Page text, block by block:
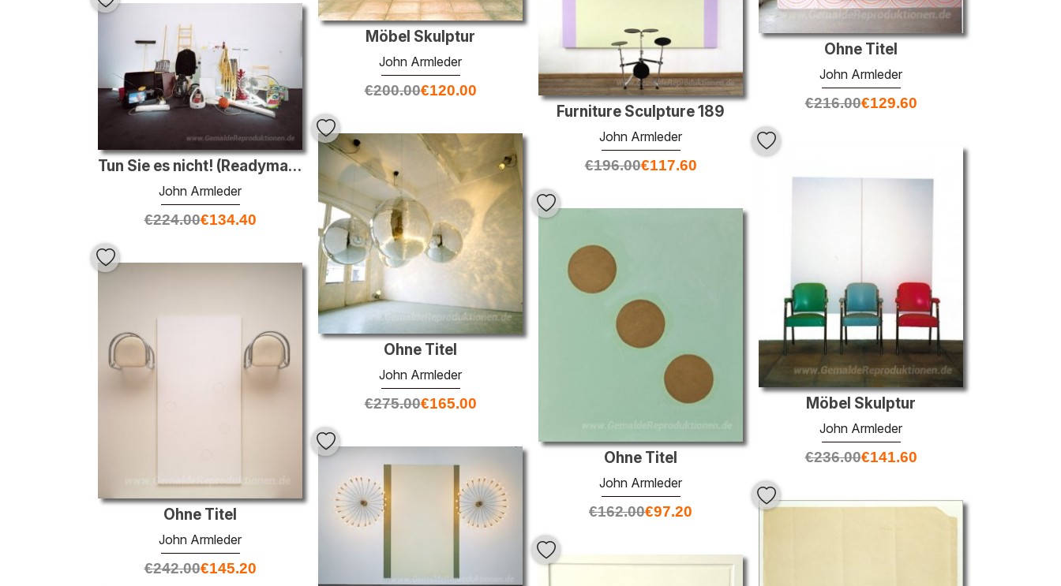
Ohne Titel
John Armleder
€216.00€129.60
Möbel Skulptur
John Armleder
€200.00€120.00
Furniture Sculpture 189
John Armleder
€196.00€117.60
Tun Sie es nicht! (Readymades des 20. Jahrhunderts)
John Armleder
€224.00€134.40
Ohne Titel
John Armleder
€275.00€165.00 Möbel Skulptur
John Armleder
€236.00€141.60
Ohne Titel
John Armleder
€162.00€97.20
Ohne Titel
John Armleder
€242.00€145.20